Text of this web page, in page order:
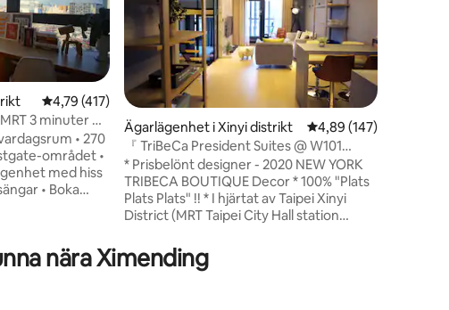
4,79 av 5 i genomsnittligt betyg, 417 omdömen
4,79 (417)
3 minuter 西
• 270
området •
med hiss
• Det
Ägarlägenhet i Xinyi distrikt 4,89 av 5 i
4,89 (147)
『 TriBeCa President Suites @ W101
Bostad 』
* Prisbelönt designer - 2020 NEW YORK
TRIBECA BOUTIQUE Decor * 100% "Plats
Plats Plats" !! * I hjärtat av Taipei Xinyi
District (MRT Taipei City Hall station
W Hotel, Bellavita, Eslite Bokhandel,
Breeze Center, Mitsukoshi Varuhus *
nära Ximending